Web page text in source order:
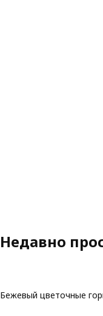
Недавно
Бежевый цветочные